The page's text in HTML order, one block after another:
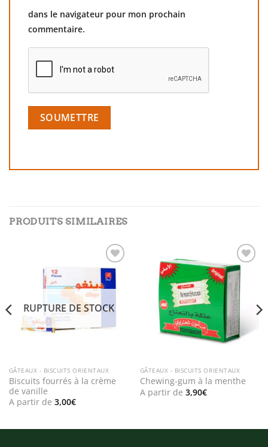
dans le navigateur pour mon prochain
commentaire.
PRODUITS SIMILAIRES
Add to
wishlist
RUPTURE DE STOCK
GÂTEAUX - BISCUITS ORIENTAUX
Biscuits fourrés à la crème
de vanille
A partir de 3,00€
Add to
wishlist
GÂTEAUX - BISCUITS ORIENTAUX
Chewing-gum à la menthe
A partir de 3,90€